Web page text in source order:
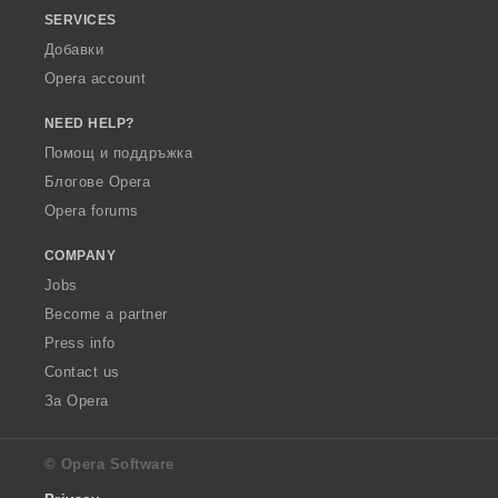
SERVICES
Добавки
Opera account
NEED HELP?
Помощ и поддръжка
Блогове Opera
Opera forums
COMPANY
Jobs
Become a partner
Press info
Contact us
За Opera
© Opera Software